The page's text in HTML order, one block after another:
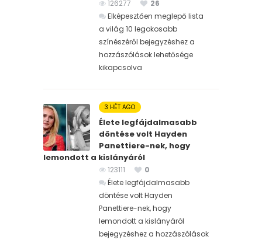
126277
26
Elképesztően meglepő lista
a világ 10 legokosabb
színészéről bejegyzéshez a
hozzászólások lehetősége
kikapcsolva
3 HÉT AGO
Élete legfájdalmasabb
döntése volt Hayden
Panettiere-nek, hogy
lemondott a kislányáról
123111
0
Élete legfájdalmasabb
döntése volt Hayden
Panettiere-nek, hogy
lemondott a kislányáról
bejegyzéshez a hozzászólások